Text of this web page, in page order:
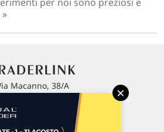
Macanno, 38/A
02 452 460 401
×